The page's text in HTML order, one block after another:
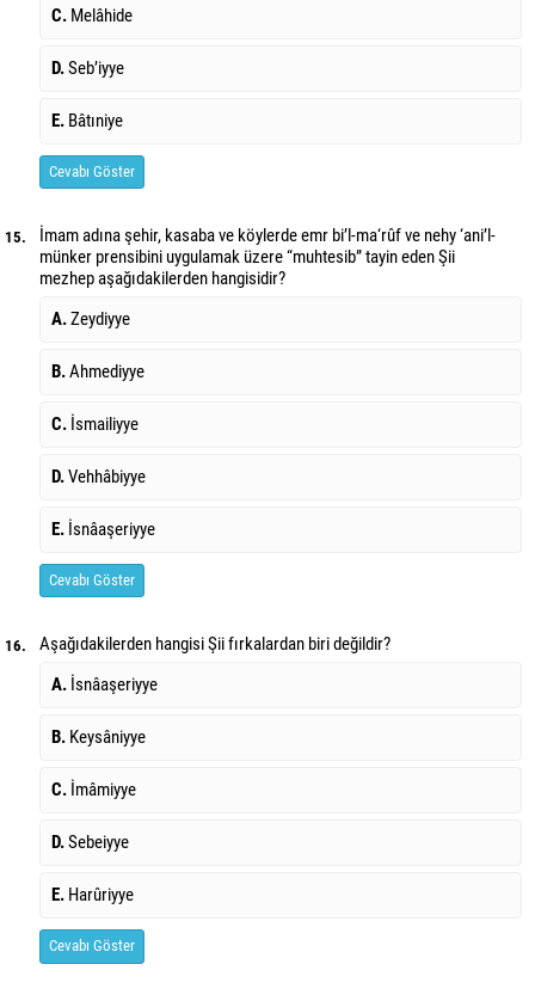
C. Melâhide
D.Seb’iyye
E. Bâtıniye
Cevabı Göster
15.
İmam adına şehir, kasaba ve köylerde emr bi’l-ma‘rûf ve nehy ‘ani’l-
münker prensibini uygulamak üzere “muhtesib” tayin eden Şii
mezhep aşağıdakilerden hangisidir?
A.Zeydiyye
B.Ahmediyye
C. İsmailiyye
D.Vehhâbiyye
E. İsnâaşeriyye
Cevabı Göster
16.
Aşağıdakilerden hangisi Şii fırkalardan biri değildir?
A. İsnâaşeriyye
B. Keysâniyye
C. İmâmiyye
D.Sebeiyye
E. Harûriyye
Cevabı Göster